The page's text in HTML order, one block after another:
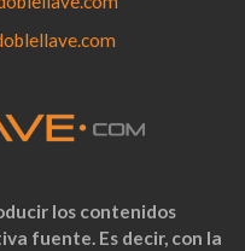
los contenidos
fuente. Es decir, con la